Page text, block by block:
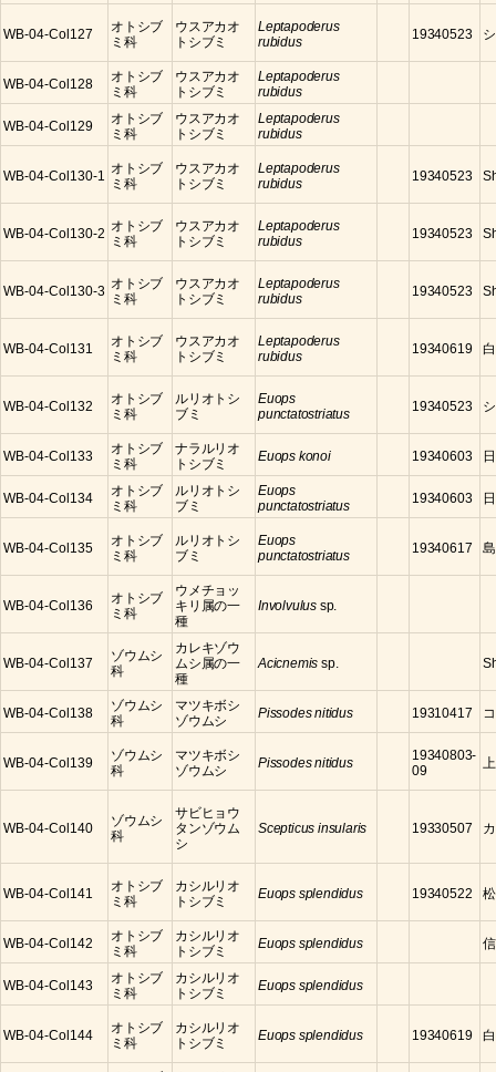
WB-04-Col127
オトシブ
ミ科
ウスアカオ
トシブミ
Leptapoderus
rubidus
19340523
WB-04-Col128
オトシブ
ミ科
ウスアカオ
トシブミ
Leptapoderus
rubidus
WB-04-Col129
オトシブ
ミ科
ウスアカオ
トシブミ
Leptapoderus
rubidus
WB-04-Col130-1
オトシブ
ミ科
ウスアカオ
トシブミ
Leptapoderus
rubidus
19340523
WB-04-Col130-2
オトシブ
ミ科
ウスアカオ
トシブミ
Leptapoderus
rubidus
19340523
WB-04-Col130-3
オトシブ
ミ科
ウスアカオ
トシブミ
Leptapoderus
rubidus
19340523
WB-04-Col131
オトシブ
ミ科
ウスアカオ
トシブミ
Leptapoderus
rubidus
19340619
WB-04-Col132
オトシブ
ミ科
ルリオトシ
ブミ
Euops
punctatostriatus
19340523
WB-04-Col133
オトシブ
ミ科
ナラルリオ
トシブミ
Euops konoi 19340603
WB-04-Col134
オトシブ
ミ科
ルリオトシ
ブミ
Euops
punctatostriatus
19340603
WB-04-Col135
オトシブ
ミ科
ルリオトシ
ブミ
Euops
punctatostriatus
19340617
WB-04-Col136
オトシブ
ミ科
ウメチョッ
キリ属の一
種
Involvulus sp.
WB-04-Col137
ゾウムシ
科
カレキゾウ
ムシ属の一
種
Acicnemis sp.
WB-04-Col138
ゾウムシ
科
マツキボシ
ゾウムシ
Pissodes nitidus 19310417
WB-04-Col139
ゾウムシ
科
マツキボシ
ゾウムシ
Pissodes nitidus
19340803-
09
WB-04-Col140
ゾウムシ
科
サビヒョウ
タンゾウム
シ
Scepticus insularis 19330507
WB-04-Col141
オトシブ
ミ科
カシルリオ
トシブミ
Euops splendidus 19340522
WB-04-Col142
オトシブ
ミ科
カシルリオ
トシブミ
Euops splendidus
WB-04-Col143
オトシブ
ミ科
カシルリオ
トシブミ
Euops splendidus
WB-04-Col144
オトシブ
ミ科
カシルリオ
トシブミ
Euops splendidus 19340619